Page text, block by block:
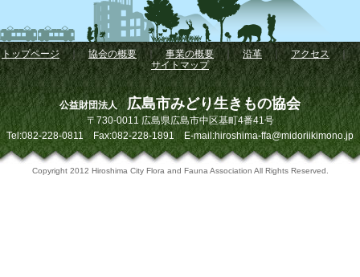
トップページ｜ 協会の概要｜ 事業の概要 ｜沿革 ｜アクセス｜
サイトマップ
公益財団法人広島市みどり生きもの協会
〒730-0011 広島県広島市中区基町4番41号
Tel:082-228-0811 Fax:082-228-1891 E-mail:hiroshima-ffa@midoriikimono.jp
Copyright 2012 Hiroshima City Flora and Fauna Association All Rights Reserved.